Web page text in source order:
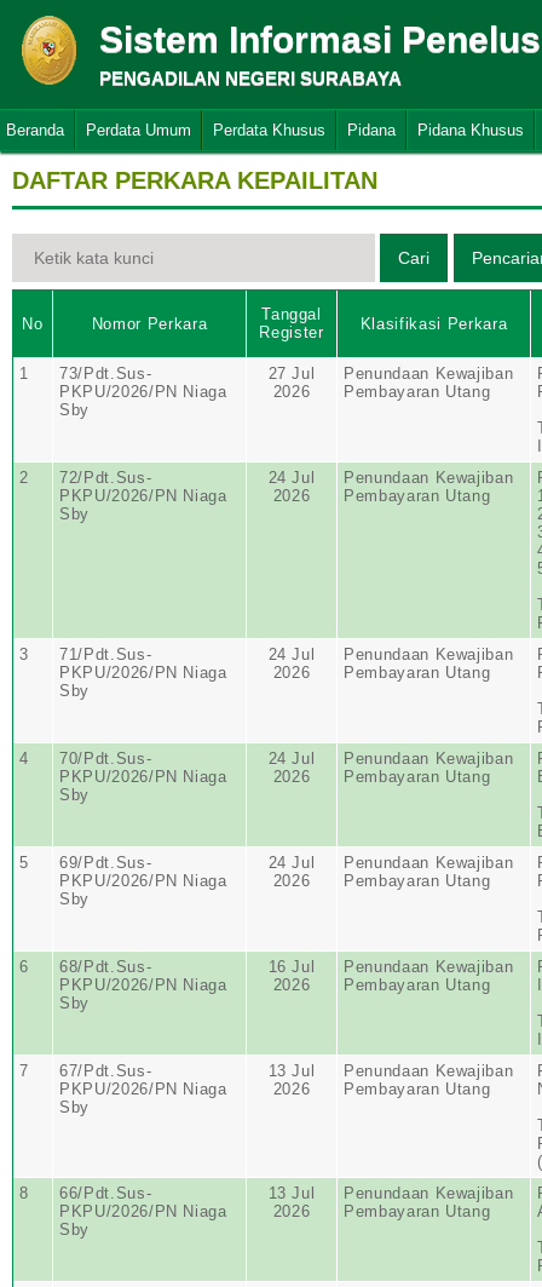
Sistem Informasi
PENGADILAN NEGERI SURABAYA
Beranda Perdata Umum Perdata Khusus Pidana Pidana Khusus
DAFTAR PERKARA KEPAILITAN
No Nomor Perkara
Tanggal
Register
Klasifikasi Perkara
1
73/Pdt.Sus-
PKPU/2026/PN Niaga
Sby
27 Jul
2026
Penundaan Kewajiban
Pembayaran Utang
2
72/Pdt.Sus-
PKPU/2026/PN Niaga
Sby
24 Jul
2026
Penundaan Kewajiban
Pembayaran Utang
3
71/Pdt.Sus-
PKPU/2026/PN Niaga
Sby
24 Jul
2026
Penundaan Kewajiban
Pembayaran Utang
4
70/Pdt.Sus-
PKPU/2026/PN Niaga
Sby
24 Jul
2026
Penundaan Kewajiban
Pembayaran Utang
5
69/Pdt.Sus-
PKPU/2026/PN Niaga
Sby
24 Jul
2026
Penundaan Kewajiban
Pembayaran Utang
6
68/Pdt.Sus-
PKPU/2026/PN Niaga
Sby
16 Jul
2026
Penundaan Kewajiban
Pembayaran Utang
7
67/Pdt.Sus-
PKPU/2026/PN Niaga
Sby
13 Jul
2026
Penundaan Kewajiban
Pembayaran Utang
8
66/Pdt.Sus-
PKPU/2026/PN Niaga
Sby
13 Jul
2026
Penundaan Kewajiban
Pembayaran Utang